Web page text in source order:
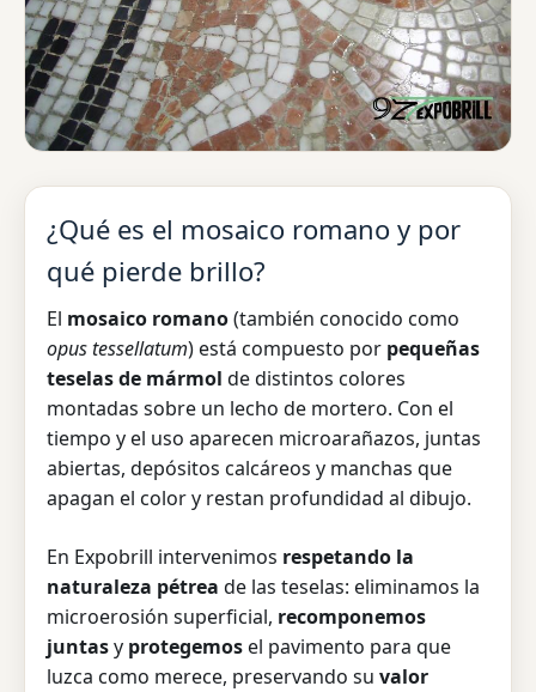
¿Qué es el mosaico romano y por
qué pierde brillo?
El mosaico romano(también conocido como
opus tessellatum) está compuesto por pequeñas
teselas de mármol de distintos colores
montadas sobre un lecho de mortero. Con el
tiempo y el uso aparecen microarañazos, juntas
abiertas, depósitos calcáreos y manchas que
apagan el color y restan profundidad al dibujo.
En Expobrill intervenimos respetando la
naturaleza pétrea de las teselas: eliminamos la
microerosión superficial, recomponemos
juntasy protegemosel pavimento para que
luzca como merece, preservando su valor